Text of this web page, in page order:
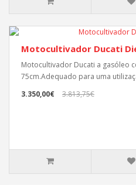
Motocultivador Ducati
Motocultivador Ducati a gasóleo
75cm.Adequado para uma
3.350,00€
3.813,75€